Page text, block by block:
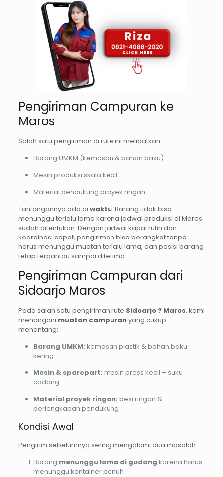
Pengiriman Campuran ke
Maros
Salah satu pengiriman di rute ini melibatkan:
Barang UMKM (kemasan & bahan baku)
Mesin produksi skala kecil
Material pendukung proyek ringan
Tantangannya ada di waktu. Barang tidak bisa
menunggu terlalu lama karena jadwal produksi di Maros
sudah ditentukan. Dengan jadwal kapal rutin dan
koordinasi cepat, pengiriman bisa berangkat tanpa
harus menunggu muatan terlalu lama, dan posisi barang
tetap terpantau sampai diterima.
Pengiriman Campuran dari
Sidoarjo Maros
Pada salah satu pengiriman rute Sidoarjo ? Maros, kami
menangani muatan campuranyang cukup
menantang:
Barang UMKM: kemasan plastik & bahan baku
kering
Mesin & sparepart: mesin press kecil + suku
cadang
Material proyek ringan: besi ringan &
perlengkapan pendukung
Kondisi Awal
Pengirim sebelumnya sering mengalami dua masalah:
Barang menunggu lama di gudang karena harus
menunggu kontainer penuh